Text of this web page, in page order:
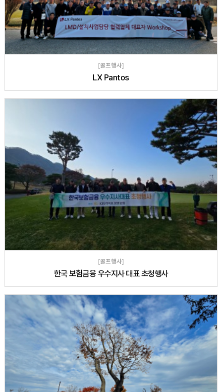
[골프행사]
LX Pantos
[골프행사]
한국 보험금융 우수지사 대표 초청행사